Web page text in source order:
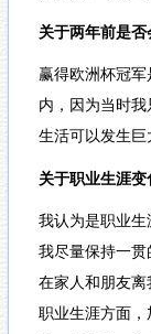
关于两年前是
赢得欧洲杯冠
内，因为当时我
生活可以发生巨
关于职业生涯
我认为是职业生
我尽量保持一
在家人和朋友
职业生涯方面